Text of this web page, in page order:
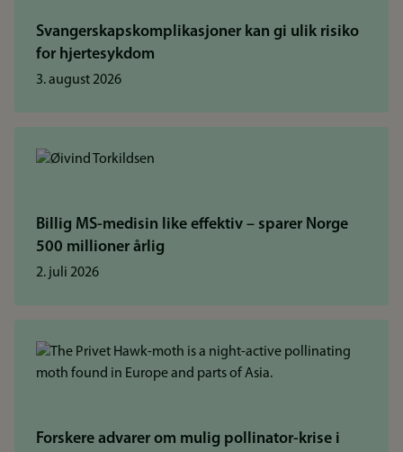
Svangerskapskomplikasjoner kan gi ulik risiko
for hjertesykdom
3. august 2026
Billig MS-medisin like effektiv – sparer Norge
500 millioner årlig
2. juli 2026
Forskere advarer om mulig pollinator-krise i